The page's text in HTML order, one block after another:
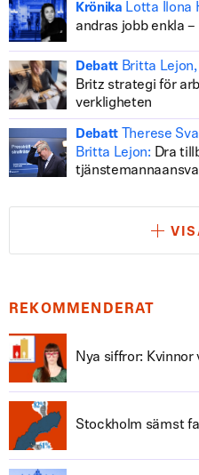
Krönika Lotta Ilona
andras jobb enkla
Debatt Britta
Britz strategi för
verkligheten
Debatt
Therese
Britta Lejon: Dra
REKOMMENDERAT
Nya siffror:
Stockholm sämst